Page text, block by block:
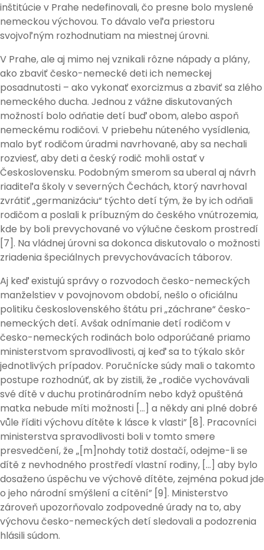
inštitúcie v Prahe nedefinovali, čo presne bolo myslené
nemeckou výchovou. To dávalo veľa priestoru
svojvoľným rozhodnutiam na miestnej úrovni.
V Prahe, ale aj mimo nej vznikali rôzne nápady a plány,
ako zbaviť česko-nemecké deti ich nemeckej
posadnutosti – ako vykonať exorcizmus a zbaviť sa zlého
nemeckého ducha. Jednou z vážne diskutovaných
možností bolo odňatie detí buď obom, alebo aspoň
nemeckému rodičovi. V priebehu núteného vysídlenia,
malo byť rodičom úradmi navrhované, aby sa nechali
rozviesť, aby deti a český rodič mohli ostať v
Československu. Podobným smerom sa uberal aj návrh
riaditeľa školy v severných Čechách, ktorý navrhoval
zvrátiť „germanizáciu“ týchto detí tým, že by ich odňali
rodičom a poslali k príbuzným do českého vnútrozemia,
kde by boli prevychované vo výlučne českom prostredí
[7]. Na vládnej úrovni sa dokonca diskutovalo o možnosti
zriadenia špeciálnych prevychovávacích táborov.
Aj keď existujú správy o rozvodoch česko-nemeckých
manželstiev v povojnovom období, nešlo o oficiálnu
politiku československého štátu pri „záchrane“ česko-
nemeckých detí. Avšak odnímanie detí rodičom v
česko-nemeckých rodinách bolo odporúčané priamo
ministerstvom spravodlivosti, aj keď sa to týkalo skôr
jednotlivých prípadov. Poručnícke súdy mali o takomto
postupe rozhodnúť, ak by zistili, že „rodiče vychovávali
své dítě v duchu protinárodním nebo když opuštěná
matka nebude míti možnosti […] a někdy ani plné dobré
vůle říditi výchovu dítěte k lásce k vlasti” [8]. Pracovníci
ministerstva spravodlivosti boli v tomto smere
presvedčení, že „[m]nohdy totiž dostačí, odejme-li se
dítě z nevhodného prostředí vlastní rodiny, […] aby bylo
dosaženo úspěchu ve výchově dítěte, zejména pokud jde
o jeho národní smýšlení a cítění” [9]. Ministerstvo
zároveň upozorňovalo zodpovedné úrady na to, aby
výchovu česko-nemeckých detí sledovali a podozrenia
hlásili súdom.